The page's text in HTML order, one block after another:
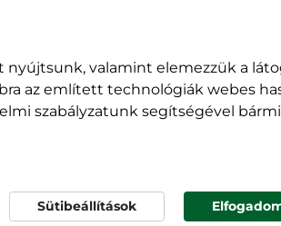
nyújtsunk, valamint elemezzük a
az említett technológiák webes
szabályzatunk segítségével
Sütibeállítások